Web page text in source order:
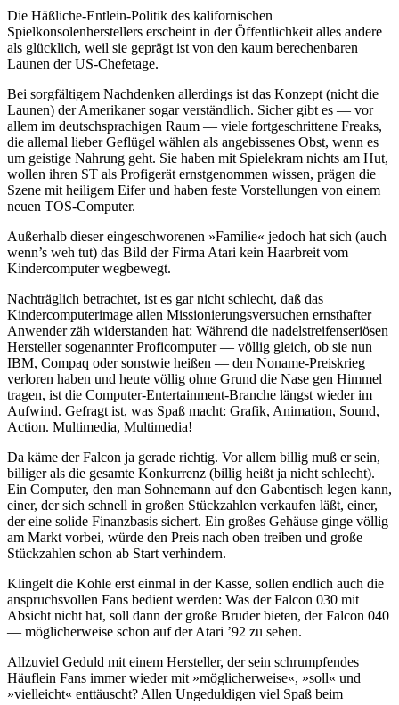
Die Häßliche-Entlein-Politik des kalifornischen
Spielkonsolenherstellers erscheint in der Öffentlichkeit alles andere
als glücklich, weil sie geprägt ist von den kaum berechenbaren
Launen der US-Chefetage.
Bei sorgfältigem Nachdenken allerdings ist das Konzept (nicht die
Launen) der Amerikaner sogar verständlich. Sicher gibt es — vor
allem im deutschsprachigen Raum — viele fortgeschrittene Freaks,
die allemal lieber Geflügel wählen als angebissenes Obst, wenn es
um geistige Nahrung geht. Sie haben mit Spielekram nichts am Hut,
wollen ihren ST als Profigerät ernstgenommen wissen, prägen die
Szene mit heiligem Eifer und haben feste Vorstellungen von einem
neuen TOS-Computer.
Außerhalb dieser eingeschworenen »Familie« jedoch hat sich (auch
wenn’s weh tut) das Bild der Firma Atari kein Haarbreit vom
Kindercomputer wegbewegt.
Nachträglich betrachtet, ist es gar nicht schlecht, daß das
Kindercomputerimage allen Missionierungsversuchen ernsthafter
Anwender zäh widerstanden hat: Während die nadelstreifenseriösen
Hersteller sogenannter Proficomputer — völlig gleich, ob sie nun
IBM, Compaq oder sonstwie heißen — den Noname-Preiskrieg
verloren haben und heute völlig ohne Grund die Nase gen Himmel
tragen, ist die Computer-Entertainment-Branche längst wieder im
Aufwind. Gefragt ist, was Spaß macht: Grafik, Animation, Sound,
Action. Multimedia, Multimedia!
Da käme der Falcon ja gerade richtig. Vor allem billig muß er sein,
billiger als die gesamte Konkurrenz (billig heißt ja nicht schlecht).
Ein Computer, den man Sohnemann auf den Gabentisch legen kann,
einer, der sich schnell in großen Stückzahlen verkaufen läßt, einer,
der eine solide Finanzbasis sichert. Ein großes Gehäuse ginge völlig
am Markt vorbei, würde den Preis nach oben treiben und große
Stückzahlen schon ab Start verhindern.
Klingelt die Kohle erst einmal in der Kasse, sollen endlich auch die
anspruchsvollen Fans bedient werden: Was der Falcon 030 mit
Absicht nicht hat, soll dann der große Bruder bieten, der Falcon 040
— möglicherweise schon auf der Atari ’92 zu sehen.
Allzuviel Geduld mit einem Hersteller, der sein schrumpfendes
Häuflein Fans immer wieder mit »möglicherweise«, »soll« und
»vielleicht« enttäuscht? Allen Ungeduldigen viel Spaß beim